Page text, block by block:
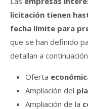
licitación tienen
fecha límite para
que se han definido
detallan a
Oferta
Ampliación del
Ampliación de la